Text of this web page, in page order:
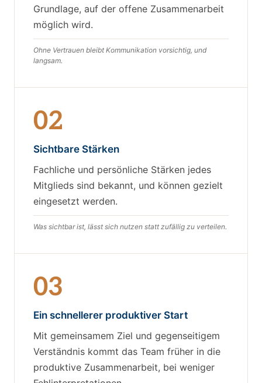
Grundlage, auf der offene Zusammenarbeit
möglich wird.
Ohne Vertrauen bleibt Kommunikation vorsichtig, und
langsam.
02
Sichtbare Stärken
Fachliche und persönliche Stärken jedes
Mitglieds sind bekannt, und können gezielt
eingesetzt werden.
Was sichtbar ist, lässt sich nutzen statt zufällig zu verteilen.
03
Ein schnellerer produktiver Start
Mit gemeinsamem Ziel und gegenseitigem
Verständnis kommt das Team früher in die
produktive Zusammenarbeit, bei weniger